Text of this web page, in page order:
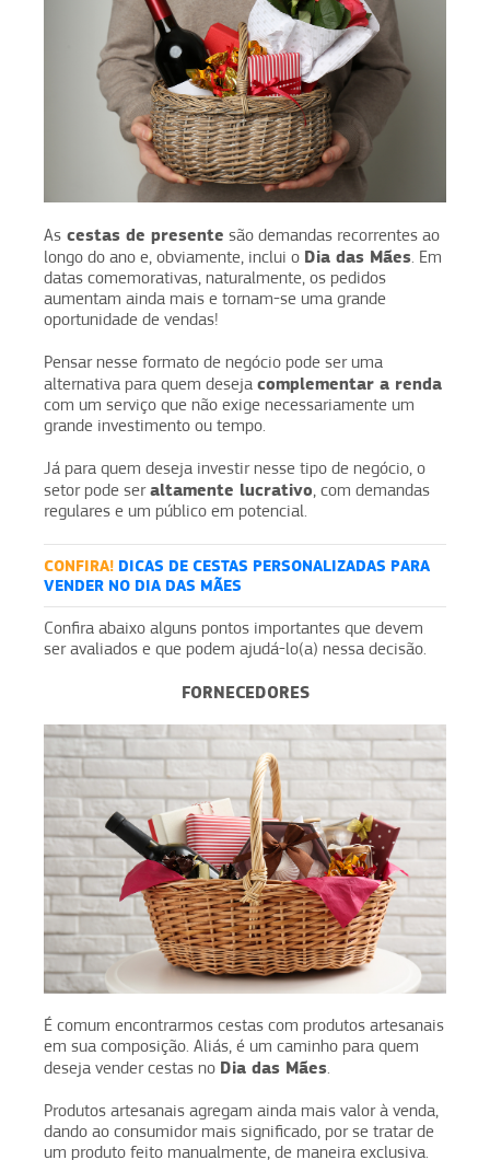
As cestas de presente são demandas recorrentes ao
longo do ano e, obviamente, inclui o Dia das Mães. Em
datas comemorativas, naturalmente, os pedidos
aumentam ainda mais e tornam-se uma grande
oportunidade de vendas!
Pensar nesse formato de negócio pode ser uma
alternativa para quem deseja complementar a renda
com um serviço que não exige necessariamente um
grande investimento ou tempo.
Já para quem deseja investir nesse tipo de negócio, o
setor pode seraltamente lucrativo, com demandas
regulares e um público em potencial.
CONFIRA! DICAS DE CESTAS PERSONALIZADAS PARA
VENDER NO DIA DAS MÃES
Confira abaixo alguns pontos importantes que devem
ser avaliados e que podem ajudá-lo(a) nessa decisão.
FORNECEDORES
É comum encontrarmos cestas com produtos artesanais
em sua composição. Aliás, é um caminho para quem
deseja vender cestas no Dia das Mães.
Produtos artesanais agregam ainda mais valor à venda,
dando ao consumidor mais significado, por se tratar de
um produto feito manualmente, de maneira exclusiva.